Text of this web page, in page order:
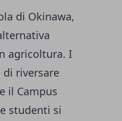
di Okinawa,
agricoltura. I
riversare
il Campus
studenti si